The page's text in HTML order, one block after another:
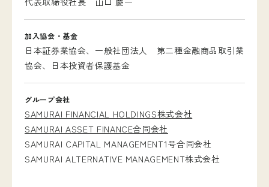
加入協会・基金
日本証券業協会、一般社団法人 第二種金融商品取引業
協会、日本投資者保護基金
グループ会社
SAMURAI FINANCIAL HOLDINGS株式会社
SAMURAI ASSET FINANCE合同会社
SAMURAI CAPITAL MANAGEMENT1号合同会社
SAMURAI ALTERNATIVE MANAGEMENT株式会社